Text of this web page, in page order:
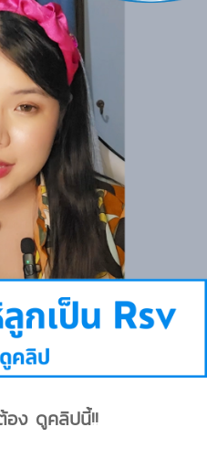
อง ดูคลิปนี้!!